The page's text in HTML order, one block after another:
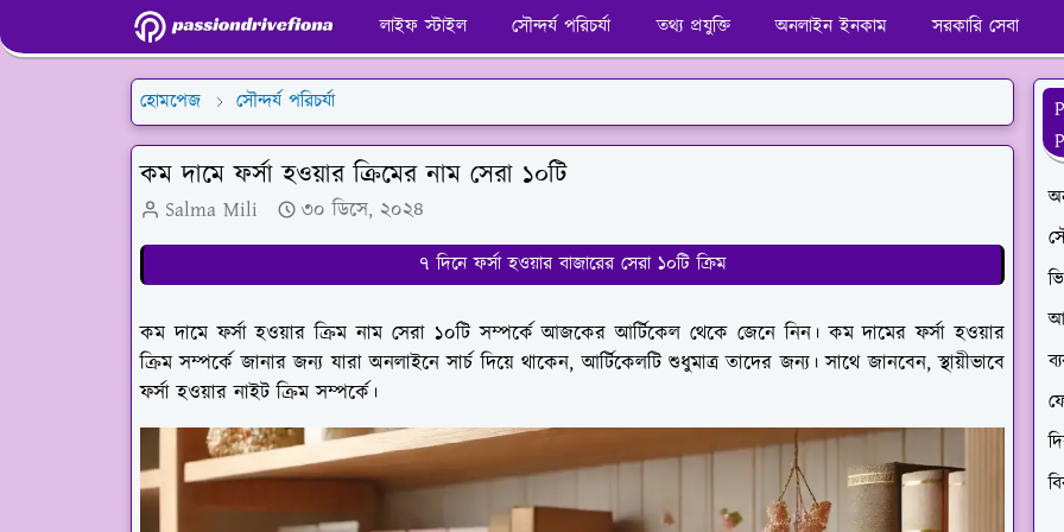
লাইফ স্টাইল সৌন্দর্য পরিচর্যা তথ্য প্রযুক্তি অনলাইন ইনকাম সরকারি সেবা
হোমপেজ সৌন্দর্য পরিচর্যা
কম দামে ফর্সা হওয়ার ক্রিমের নাম সেরা ১০টি
Salma Mili ৩০ ডিসে, ২০২৪
৭ দিনে ফর্সা হওয়ার বাজারের সেরা ১০টি ক্রিম
কম দামে ফর্সা হওয়ার ক্রিম নাম সেরা ১০টি সম্পর্কে আজকের আর্টিকেল থেকে জেনে নিন। কম দামের ফর্সা হওয়ার
ক্রিম সম্পর্কে জানার জন্য যারা অনলাইনে সার্চ দিয়ে থাকেন, আর্টিকেলটি শুধুমাত্র তাদের জন্য। সাথে জানবেন, স্থায়ীভাবে
ফর্সা হওয়ার নাইট ক্রিম সম্পর্কে।